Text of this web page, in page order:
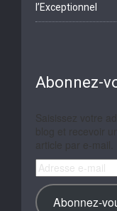
l’Exceptionnel
Abonnez-
Adresse
e-
mail
Abonnez-